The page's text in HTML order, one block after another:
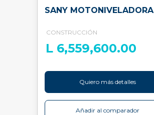
SANY MOTONIVELADORA
CONSTRUCCIÓN
L 6,559,600.00
Quiero más detalles
Añadir al comparador